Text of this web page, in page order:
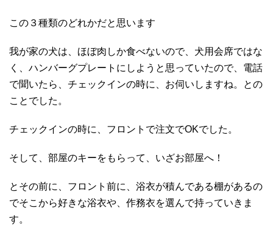
この３種類のどれかだと思います
我が家の犬は、ほぼ肉しか食べないので、犬用会席ではな
く、ハンバーグプレートにしようと思っていたので、電話
で聞いたら、チェックインの時に、お伺いしますね。との
ことでした。
チェックインの時に、フロントで注文でOKでした。
そして、部屋のキーをもらって、いざお部屋へ！
とその前に、フロント前に、浴衣が積んである棚があるの
でそこから好きな浴衣や、作務衣を選んで持っていきま
す。